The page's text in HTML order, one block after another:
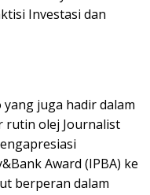
Investasi dan
yang juga hadir dalam
rutin olej Journalist
Award (IPBA) ke
berperan dalam